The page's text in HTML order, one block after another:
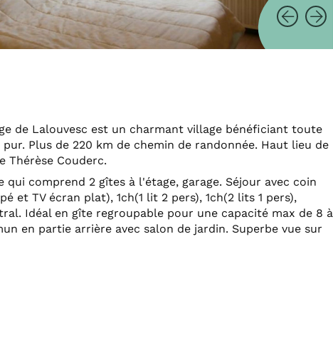
de Lalouvesc est un charmant village bénéficiant toute
Plus de 220 km de chemin de randonnée. Haut lieu de
Thérèse Couderc.
qui comprend 2 gîtes à l'étage, garage. Séjour avec coin
et TV écran plat), 1ch(1 lit 2 pers), 1ch(2 lits 1 pers),
Idéal en gîte regroupable pour une capacité max de 8 à
en partie arrière avec salon de jardin. Superbe vue sur